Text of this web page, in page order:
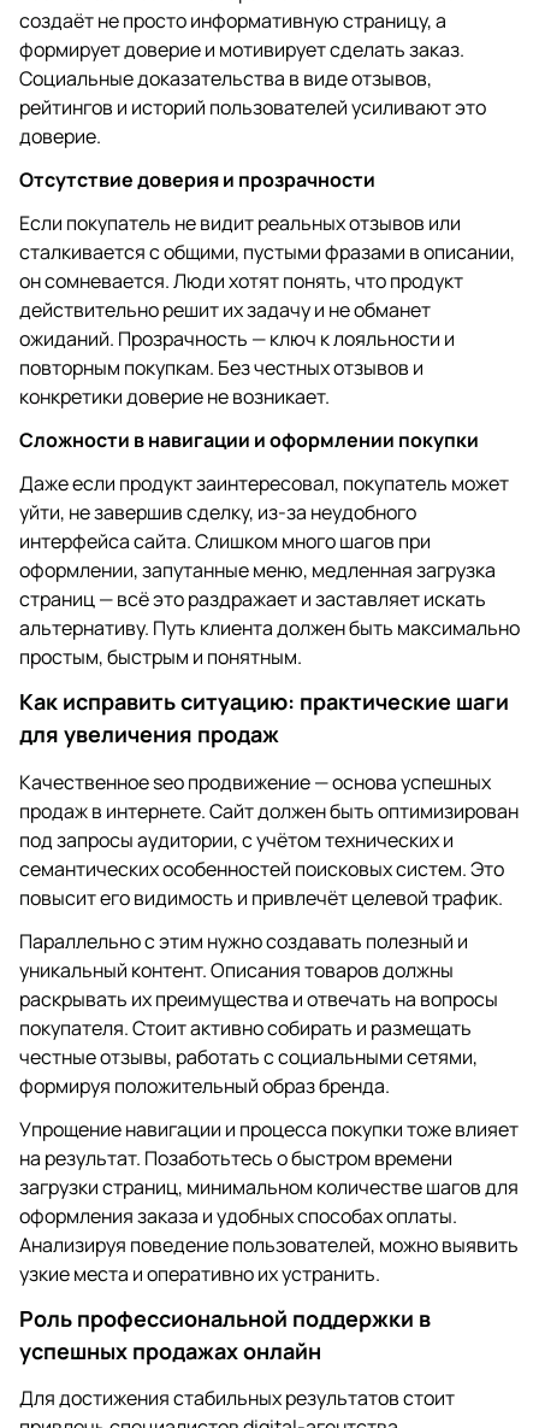
создаёт не просто информативную страницу, а
формирует доверие и мотивирует сделать заказ.
Социальные доказательства в виде отзывов,
рейтингов и историй пользователей усиливают это
доверие.
Отсутствие доверия и прозрачности
Если покупатель не видит реальных отзывов или
сталкивается с общими, пустыми фразами в описании,
он сомневается. Люди хотят понять, что продукт
действительно решит их задачу и не обманет
ожиданий. Прозрачность — ключ к лояльности и
повторным покупкам. Без честных отзывов и
конкретики доверие не возникает.
Сложности в навигации и оформлении покупки
Даже если продукт заинтересовал, покупатель может
уйти, не завершив сделку, из-за неудобного
интерфейса сайта. Слишком много шагов при
оформлении, запутанные меню, медленная загрузка
страниц — всё это раздражает и заставляет искать
альтернативу. Путь клиента должен быть максимально
простым, быстрым и понятным.
Как исправить ситуацию: практические шаги
для увеличения продаж
Качественное seo продвижение — основа успешных
продаж в интернете. Сайт должен быть оптимизирован
под запросы аудитории, с учётом технических и
семантических особенностей поисковых систем. Это
повысит его видимость и привлечёт целевой трафик.
Параллельно с этим нужно создавать полезный и
уникальный контент. Описания товаров должны
раскрывать их преимущества и отвечать на вопросы
покупателя. Стоит активно собирать и размещать
честные отзывы, работать с социальными сетями,
формируя положительный образ бренда.
Упрощение навигации и процесса покупки тоже влияет
на результат. Позаботьтесь о быстром времени
загрузки страниц, минимальном количестве шагов для
оформления заказа и удобных способах оплаты.
Анализируя поведение пользователей, можно выявить
узкие места и оперативно их устранить.
Роль профессиональной поддержки в
успешных продажах онлайн
Для достижения стабильных результатов стоит